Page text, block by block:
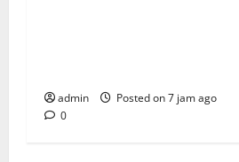
admin
Posted on 7 jam ago
0